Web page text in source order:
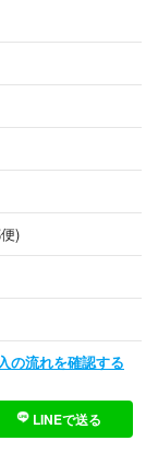
)
の流れを確認する
LINEで送る